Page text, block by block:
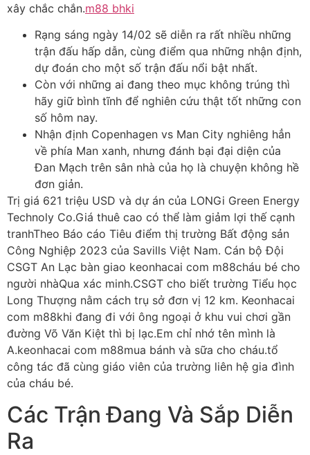
xây chắc chắn.m88 bhki
Rạng sáng ngày 14/02 sẽ diễn ra rất nhiều những
trận đấu hấp dẫn, cùng điểm qua những nhận định,
dự đoán cho một số trận đấu nổi bật nhất.
Còn với những ai đang theo mục không trúng thì
hãy giữ bình tĩnh để nghiên cứu thật tốt những con
số hôm nay.
Nhận định Copenhagen vs Man City nghiêng hẳn
về phía Man xanh, nhưng đánh bại đại diện của
Đan Mạch trên sân nhà của họ là chuyện không hề
đơn giản.
Trị giá 621 triệu USD và dự án của LONGi Green Energy
Technoly Co.Giá thuê cao có thể làm giảm lợi thế cạnh
tranhTheo Báo cáo Tiêu điểm thị trường Bất động sản
Công Nghiệp 2023 của Savills Việt Nam. Cán bộ Đội
CSGT An Lạc bàn giao keonhacai com m88cháu bé cho
người nhàQua xác minh.CSGT cho biết trường Tiểu học
Long Thượng nằm cách trụ sở đơn vị 12 km. Keonhacai
com m88khi đang đi với ông ngoại ở khu vui chơi gần
đường Võ Văn Kiệt thì bị lạc.Em chỉ nhớ tên mình là
A.keonhacai com m88mua bánh và sữa cho cháu.tổ
công tác đã cùng giáo viên của trường liên hệ gia đình
của cháu bé.
Các Trận Đang Và Sắp Diễn
Ra